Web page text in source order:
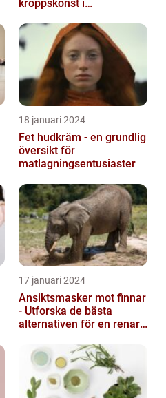
kroppskonst i
18 januari 2024
Fet hudkräm - en grundlig
översikt för
matlagningsentusiaster
17 januari 2024
Ansiktsmasker mot finnar
- Utforska de bästa
alternativen för en renare